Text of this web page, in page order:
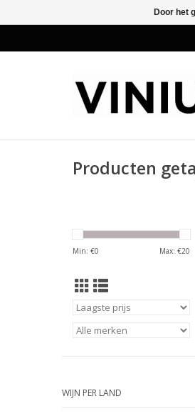
Producten
Min: €0 Max: €20
WIJN PER LAND
Door het